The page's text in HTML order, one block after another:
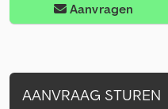
Aanvragen
AANVRAAG STUREN